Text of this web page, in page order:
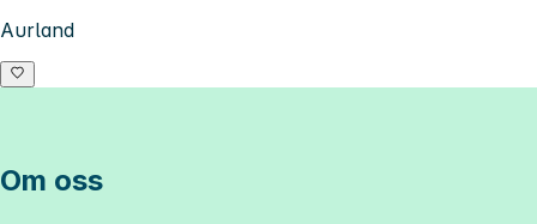
Aurland
Om oss